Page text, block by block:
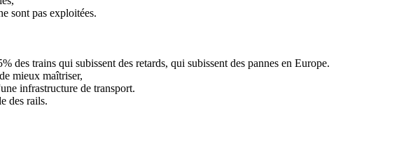
sont pas exploitées.
des trains qui subissent des retards, qui subissent des pannes en Europe.
mieux maîtriser,
infrastructure de transport.
des rails.